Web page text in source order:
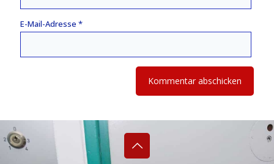
E-Mail-Adresse *